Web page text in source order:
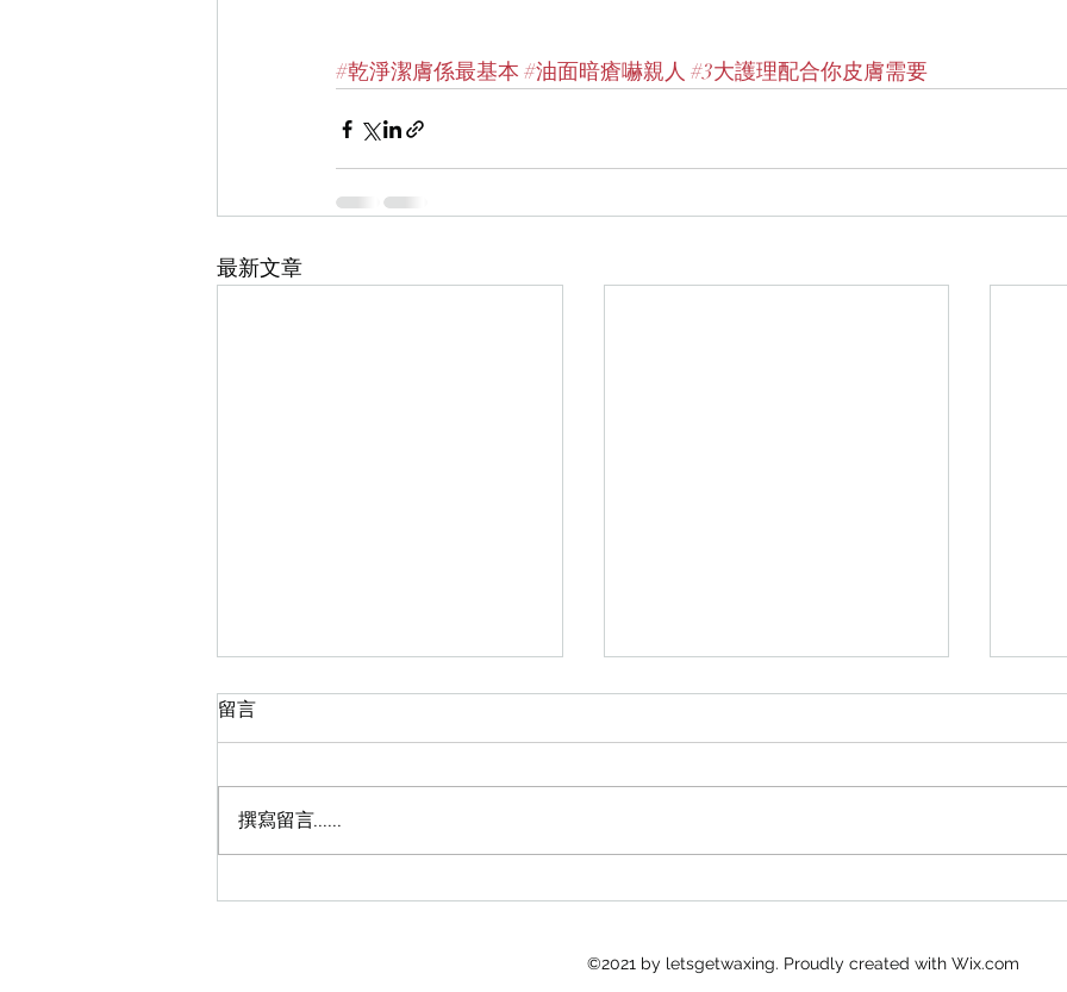
#乾淨潔膚係最基本 #油面暗瘡嚇親人 #3大護理配合你皮膚需要
最新文章
8月預約 生日獎賞
留言
撰寫留言......
©2021 by letsgetwaxing. Proudly created with Wix.com